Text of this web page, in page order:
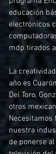
educación
electrónicos
mdp tirados
La
año es
Del Toro,
otros
Necesitamos
nuestra
de ponerse